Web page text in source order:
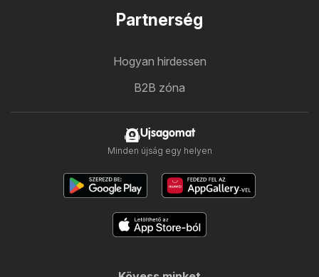
Partnerség
Hogyan hirdessen
B2B zóna
Ujsagomat
Minden újság egy helyen